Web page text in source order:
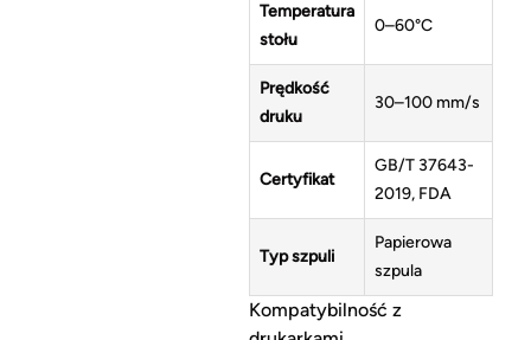
Temperatura
stołu
0–60°C
Prędkość
druku
30–100 mm/s
Certyfikat
GB/T 37643-
2019, FDA
Typ szpuli
Papierowa
szpula
Kompatybilność z